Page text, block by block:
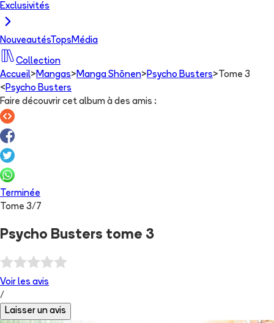
Exclusivités
NouveautésTops Média
Collection
Accueil> Mangas> Manga Shōnen> Psycho Busters> Tome 3
< Psycho Busters
Faire découvrir cet album à des amis :
Terminée
Tome 3/ 7
Psycho Busters tome 3
Voir les avis
/
Laisser un avis